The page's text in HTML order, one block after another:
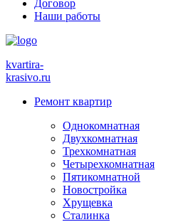
Договор
Наши работы
kvartira-
krasivo.ru
Ремонт квартир
Однокомнатная
Двухкомнатная
Трехкомнатная
Четырехкомнатная
Пятикомнатной
Новостройка
Хрущевка
Сталинка